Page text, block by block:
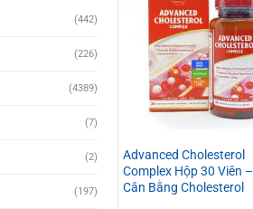
(442)
(226)
(4389)
(7)
(2)
(197)
Advanced Cholesterol
Complex Hộp 30 Viên –
Cân Bằng Cholesterol